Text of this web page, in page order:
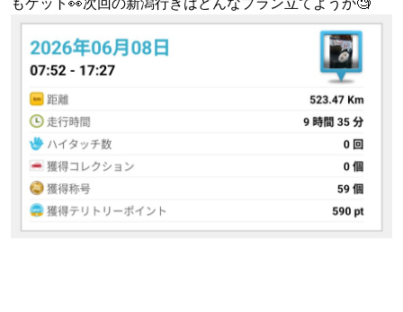
もゲット👀次回の新潟行きはどんなプラン立てようか🧐